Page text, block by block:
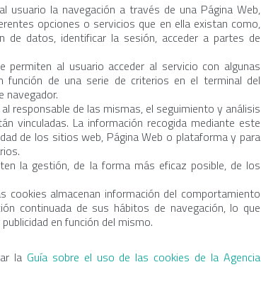
usuario la navegación a través de una Página Web,
opciones o servicios que en ella existan como,
datos, identificar la sesión, acceder a partes de
permiten al usuario acceder al servicio con algunas
función de una serie de criterios en el terminal del
navegador.
responsable de las mismas, el seguimiento y análisis
vinculadas. La información recogida mediante este
de los sitios web, Página Web o plataforma y para
la gestión, de la forma más eficaz posible, de los
cookies almacenan información del comportamiento
continuada de sus hábitos de navegación, lo que
en función del mismo.
la Guía sobre el uso de las cookies de la Agencia